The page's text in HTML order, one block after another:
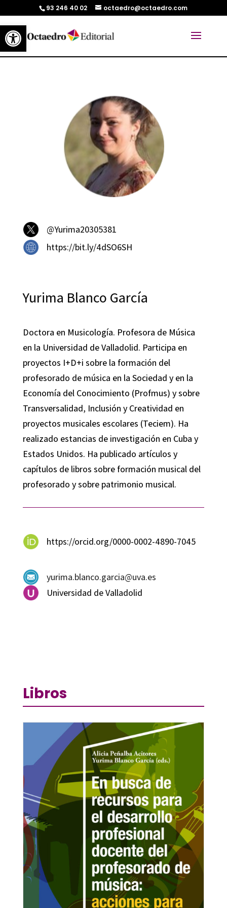
Abrir barra de herramientas
93 246 40 02 octaedro@octaedro.com
@Yurima20305381
https://bit.ly/4dSO6SH
Yurima Blanco García
Doctora en Musicología. Profesora de Música
en la Universidad de Valladolid. Participa en
proyectos I+D+i sobre la formación del
profesorado de música en la Sociedad y en la
Economía del Conocimiento (Profmus) y sobre
Transversalidad, Inclusión y Creatividad en
proyectos musicales escolares (Teciem). Ha
realizado estancias de investigación en Cuba y
Estados Unidos. Ha publicado artículos y
capítulos de libros sobre formación musical del
profesorado y sobre patrimonio musical.
https://orcid.org/0000-0002-4890-7045
yurima.blanco.garcia@uva.es
Universidad de Valladolid
Libros